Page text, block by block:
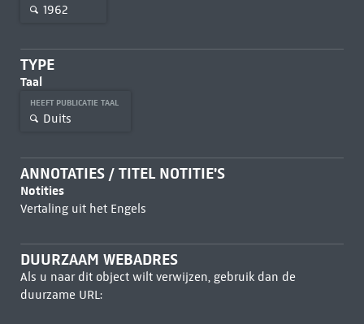
1962
TYPE
Taal
HEEFT PUBLICATIE TAAL
Duits
ANNOTATIES / TITEL NOTITIE'S
Notities
Vertaling uit het Engels
DUURZAAM WEBADRES
Als u naar dit object wilt verwijzen, gebruik dan de
duurzame URL: